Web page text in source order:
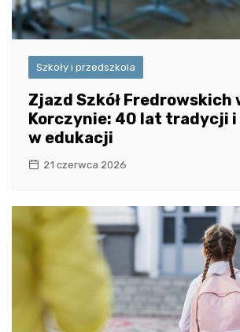
Szkoły i przedszkola
Zjazd Szkół Fredrowskich
Korczynie: 40 lat tradycji
w edukacji
21 czerwca 2026